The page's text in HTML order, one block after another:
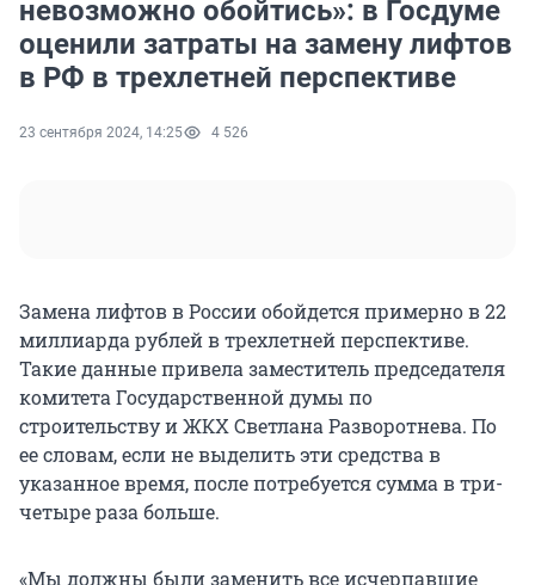
невозможно обойтись»: в Госдуме
оценили затраты на замену лифтов
в РФ в трехлетней перспективе
23 сентября 2024, 14:25 4 526
Замена лифтов в России обойдется примерно в 22
миллиарда рублей в трехлетней перспективе.
Такие данные привела заместитель председателя
комитета Государственной думы по
строительству и ЖКХ Светлана Разворотнева. По
ее словам, если не выделить эти средства в
указанное время, после потребуется сумма в три-
четыре раза больше.
«Мы должны были заменить все исчерпавшие